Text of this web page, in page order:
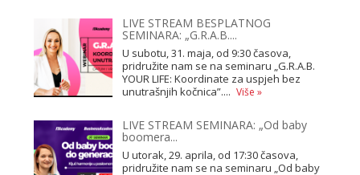
LIVE STREAM BESPLATNOG
SEMINARA: „G.R.A.B....
U subotu, 31. maja, od 9:30 časova,
pridružite nam se na seminaru „G.R.A.B.
YOUR LIFE: Koordinate za uspjeh bez
unutrašnjih kočnica”.... Više »
LIVE STREAM SEMINARA: „Od baby
boomera...
U utorak, 29. aprila, od 17:30 časova,
pridružite nam se na seminaru „Od baby